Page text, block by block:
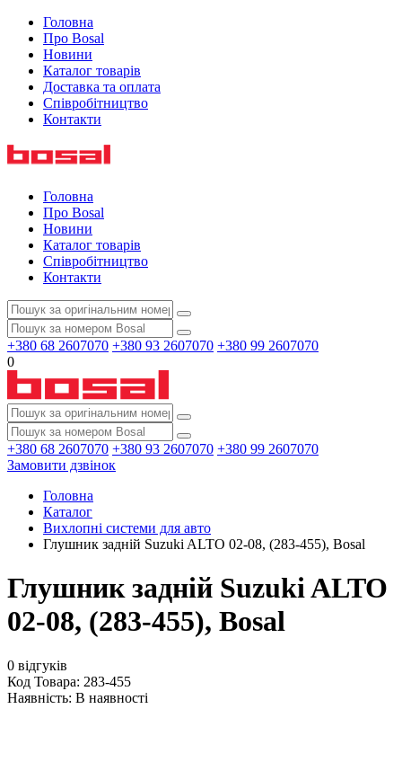
Головна
Про Bosal
Новини
Каталог товарів
Доставка та оплата
Співробітництво
Контакти
Головна
Про Bosal
Новини
Каталог товарів
Співробітництво
Контакти
+380 68 2607070 +380 93 2607070 +380 99 2607070
0
+380 68 2607070 +380 93 2607070 +380 99 2607070
Замовити дзвінок
Головна
Каталог
Вихлопні системи для авто
Глушник задній Suzuki ALTO 02-08, (283-455), Bosal
Глушник задній Suzuki ALTO
02-08, (283-455), Bosal
0 відгуків
Код Товара: 283-455
Наявність: В наявності